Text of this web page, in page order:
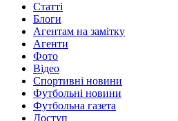
Статті
Блоги
Агентам на замітку
Агенти
Фото
Відео
Спортивні новини
Футбольні новини
Футбольна газета
Доступ